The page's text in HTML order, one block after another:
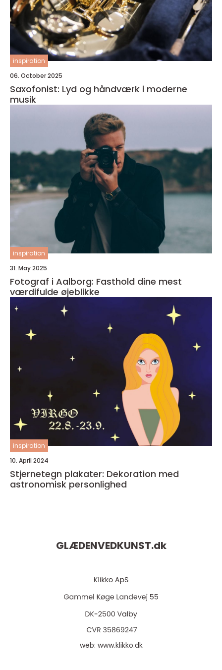
inspiration
06. October 2025
Saxofonist: Lyd og håndværk i moderne
musik
inspiration
31. May 2025
Fotograf i Aalborg: Fasthold dine mest
værdifulde øjeblikke
inspiration
10. April 2024
Stjernetegn plakater: Dekoration med
astronomisk personlighed
GLÆDENVEDKUNST.dk
web: www.klikko.dk